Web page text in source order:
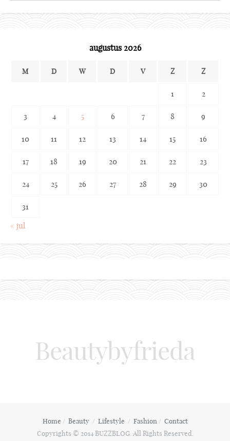
augustus 2026
M D W D V Z Z
1 2
3 4 5 6 7 8 9
10 11 12 13 14 15 16
17 18 19 20 21 22 23
24 25 26 27 28 29 30
31
« jul
Beautybyfrieda
Home Beauty Lifestyle Fashion
Contact
Copyrights © 2014 BUZZBLOG. All Rights Reserved.